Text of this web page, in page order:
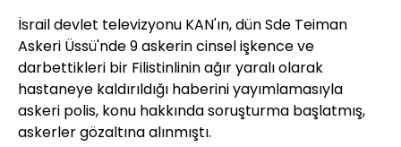
İsrail devlet televizyonu KAN'ın, dün Sde Teiman
Askeri Üssü'nde 9 askerin cinsel işkence ve
darbettikleri bir Filistinlinin ağır yaralı olarak
hastaneye kaldırıldığı haberini yayımlamasıyla
askeri polis, konu hakkında soruşturma başlatmış,
askerler gözaltına alınmıştı.